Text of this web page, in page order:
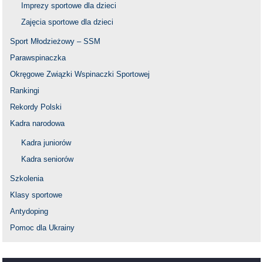
Imprezy sportowe dla dzieci
Zajęcia sportowe dla dzieci
Sport Młodzieżowy – SSM
Parawspinaczka
Okręgowe Związki Wspinaczki Sportowej
Rankingi
Rekordy Polski
Kadra narodowa
Kadra juniorów
Kadra seniorów
Szkolenia
Klasy sportowe
Antydoping
Pomoc dla Ukrainy